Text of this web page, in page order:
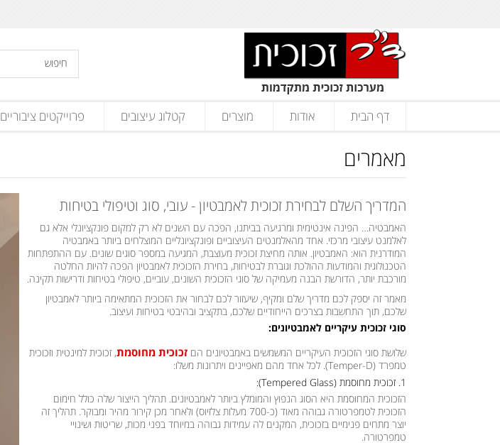
דף הבית אודות מוצרים קטלוג עיצובים פרוייקטים ציבוריים
מאמרים
המדריך השלם לבחירת זכוכית לאמבטיון - עובי, סוג וטיפולי בטיחות
האמבטיה… הפינה אינטימית ומרגיעה בביתנו, הפכה עם השנים לא רק למקום פונקציונלי אלא גם
לאלמנט עיצובי מרכזי. אחד מהאלמנטים העיצוביים ופונקציונליים המוצלחים ביותר באמבטיה
המודרנית הוא: האמבטיון. אותה מחיצת זכוכית מעוצבת, המגיעה במספר סוגים שונים. עם ההתפתחות
הטכנולוגית והמודעות ההולכת וגוברת לבטיחות, בחירת הזכוכית לאמבטיון הפכה להיות החלטה
מורכבת יותר, הדורשת הבנה מעמיקה של סוגי הזכוכית השונים, עוביים, טיפולי בטיחות ודרישות תקינה.
מאמר זה יספק לכם מדריך שלם ומקיף, שיעזור לכם לבחור את הזכוכית המתאימה ביותר לאמבטיון
שלכם, תוך התחשבות בצרכים הייחודיים שלכם, בתקציב ובהיבטי בטיחות ועיצוב.
סוגי זכוכית עיקריים לאמבטיונים:
שלושת סוגי הזכוכית העיקריים המשמשים באמבטיונים הם זכוכית מחוסמת, זכוכית למינטית וזכוכית
טמפרד (Temper-D). לכל אחד מהם מאפיינים ויתרונות משלו:
1. זכוכית מחוסמת (Tempered Glass):
הזכוכית המחוסמת היא הסוג הנפוץ והמומלץ ביותר לאמבטיונים. תהליך הייצור שלה כולל חימום
הזכוכית לטמפרטורה גבוהה מאוד (כ-700 מעלות צלזיוס) ולאחר מכן קירור מהיר ומבוקר. תהליך זה
יוצר מתחים פנימיים בזכוכית, המקנים לה עמידות גבוהה במיוחד בפני מכות, שריטות ושינויי
טמפרטורה.